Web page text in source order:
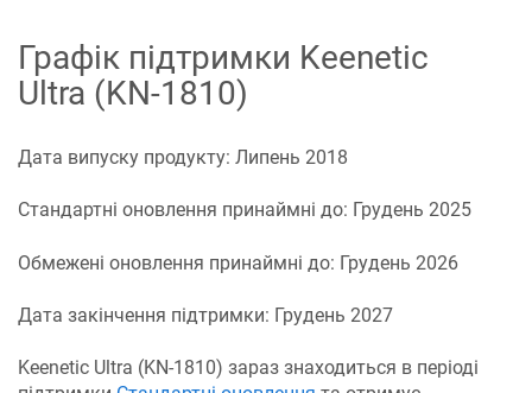
Графік підтримки Keenetic
Ultra (KN-1810)
Дата випуску продукту: Липень 2018
Стандартні оновлення принаймні до: Грудень 2025
Обмежені оновлення принаймні до: Грудень 2026
Дата закінчення підтримки: Грудень 2027
Keenetic Ultra (KN-1810) зараз знаходиться в періоді